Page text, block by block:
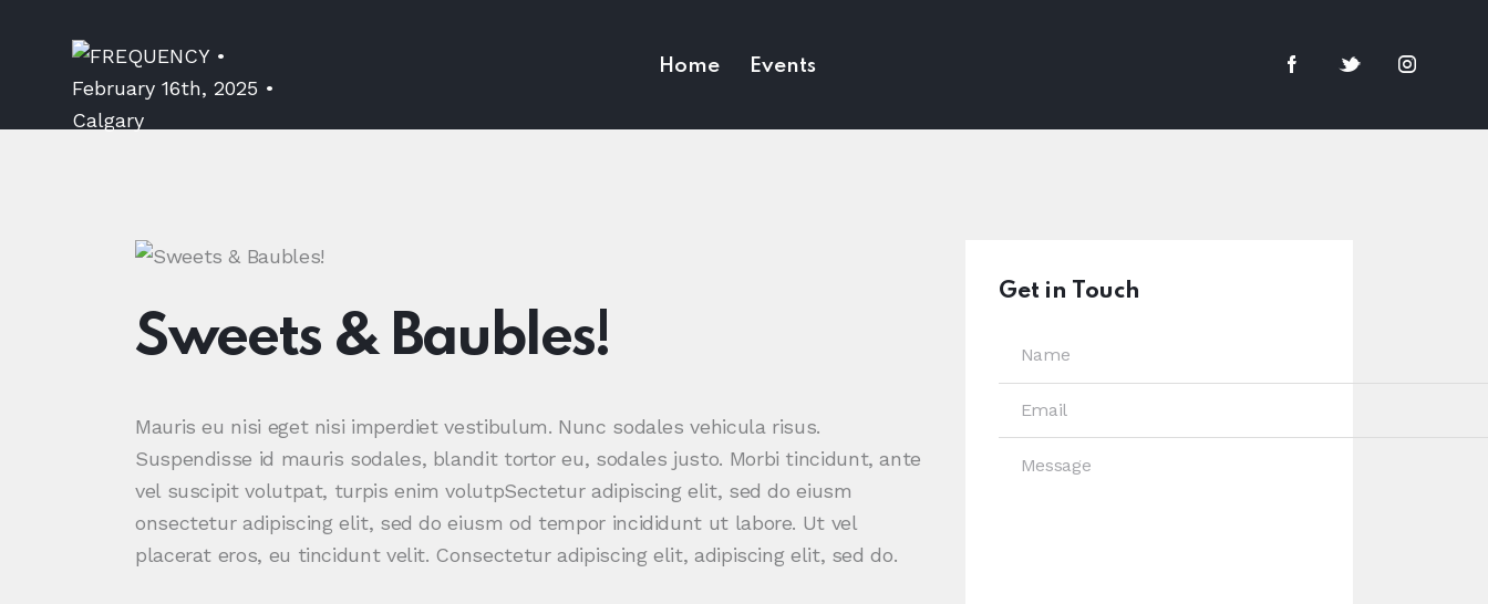
Home Events
Sweets & Baubles!
Mauris eu nisi eget nisi imperdiet vestibulum. Nunc sodales vehicula risus.
Suspendisse id mauris sodales, blandit tortor eu, sodales justo. Morbi tincidunt, ante
vel suscipit volutpat, turpis enim volutpSectetur adipiscing elit, sed do eiusm
onsectetur adipiscing elit, sed do eiusm od tempor incididunt ut labore. Ut vel
placerat eros, eu tincidunt velit. Consectetur adipiscing elit, adipiscing elit, sed do.
Get in Touch